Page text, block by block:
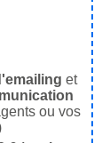
et
ou vos